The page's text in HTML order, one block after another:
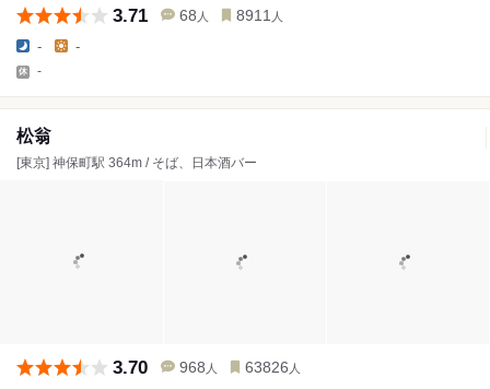
3.71 68 人 8911 人
- -
-
松翁
[東京] 神保町駅 364m / そば、日本酒バー
3.70 968 人 63826 人